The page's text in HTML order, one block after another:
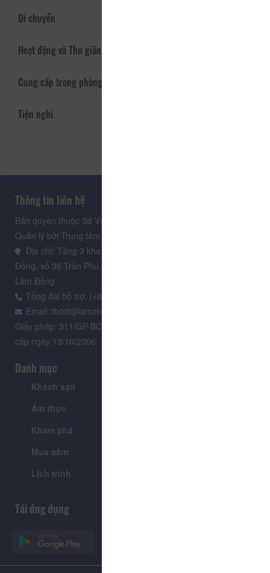
Di chuyển
Hoạt động và Thư giãn
Cung cấp trong phòng
Tiện nghi
Thông tin liên hệ
Bản quyền thuộc Sở Văn hoá, Thể thao và Du lịch Lâm Đồng.
Quản lý bởi Trung tâm Xúc tiến Du lịch Lâm Đồng
Địa chỉ: Tầng 3 khu 9 tầng, Trung tâm Hành chính tỉnh Lâm
Đồng, số 36 Trần Phú, phường Xuân Hương - Đà Lạt, tỉnh
Lâm Đồng
Tổng đài hỗ trợ: (+84.235) 3.916.961
Email: ttxtdl@lamdong.gov.vn
Giấy phép: 311/GP-BC do Cục Báo chí - Bộ Văn hóa Thông tin
cấp ngày 13/10/2006
Danh mục
Khách sạn
Ẩm thực
Khám phá
Mua sắm
Lịch trình
Tải ứng dụng